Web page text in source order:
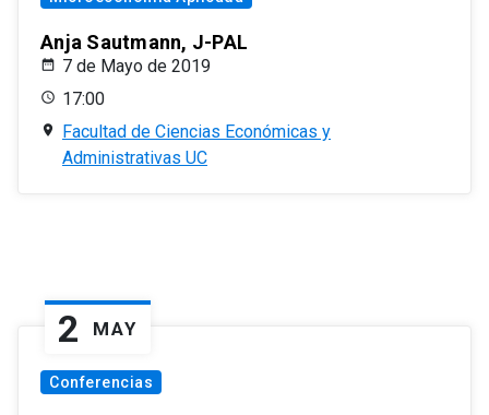
Anja Sautmann, J-PAL
7 de Mayo de 2019
17:00
Facultad de Ciencias Económicas y
Administrativas UC
2 MAY
Conferencias